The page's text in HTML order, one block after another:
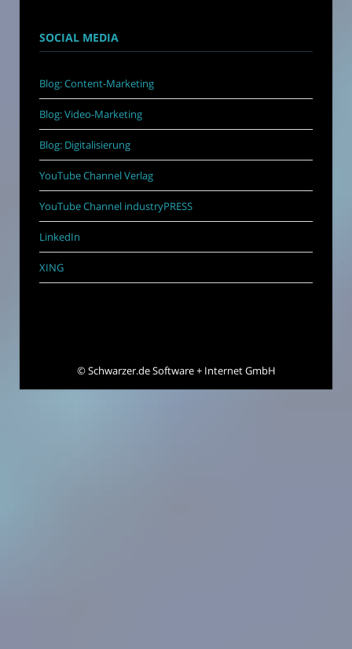
SOCIAL MEDIA
Blog: Content-Marketing
Blog: Video-Marketing
Blog: Digitalisierung
YouTube Channel Verlag
YouTube Channel industryPRESS
LinkedIn
XING
©Schwarzer.de Software + Internet GmbH